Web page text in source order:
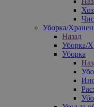
Уборка/
Назад
Уборка/
Уборка